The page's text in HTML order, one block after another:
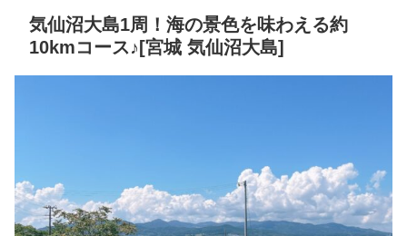
気仙沼大島1周！海の景色を味わえる約
10kmコース♪[宮城 気仙沼大島]